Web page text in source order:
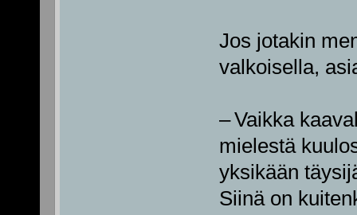
Jos jotakin
valkoisella,
– Vaikka
mielestä
yksikään
Siinä on